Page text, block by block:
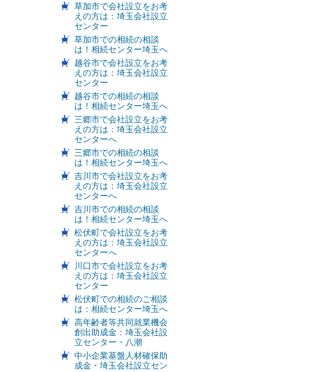
草加市で会社設立をお考
えの方は：埼玉会社設立
センター
草加市での相続の相談
は！相続センター埼玉へ
越谷市で会社設立をお考
えの方は：埼玉会社設立
センター
越谷市での相続の相談
は！相続センター埼玉へ
三郷市で会社設立をお考
えの方は：埼玉会社設立
センターへ
三郷市での相続の相談
は！相続センター埼玉へ
吉川市で会社設立をお考
えの方は：埼玉会社設立
センターへ
吉川市での相続の相談
は！相続センター埼玉へ
松伏町で会社設立をお考
えの方は：埼玉会社設立
センターへ
川口市で会社設立をお考
えの方は：埼玉会社設立
センター
松伏町での相続のご相談
は：相続センター埼玉へ
高年齢者等共同就業機会
創出助成金：埼玉会社設
立センター・八潮
中小企業基盤人材確保助
成金・埼玉会社設立セン